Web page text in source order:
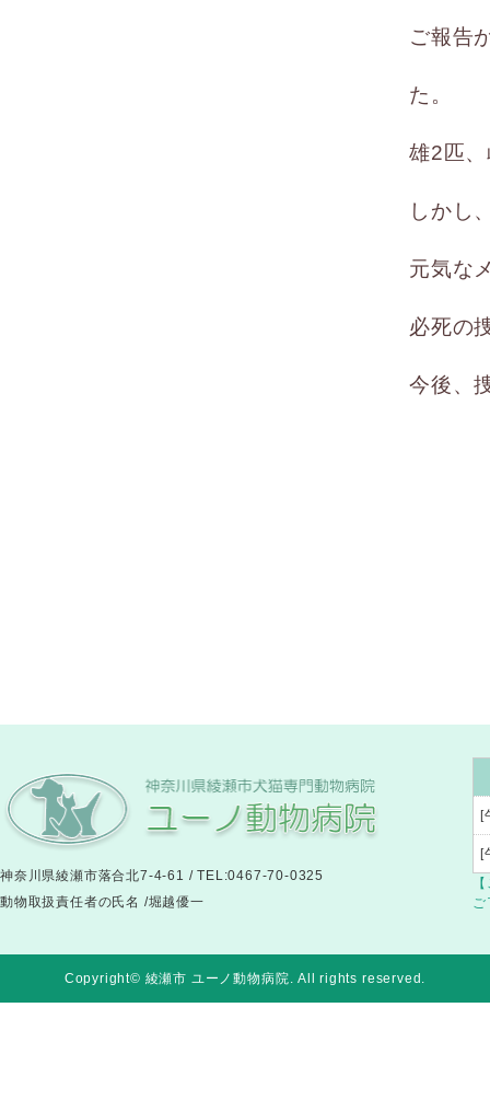
ご報告
た。
雄2匹
しかし
元気な
必死の
今後、
神奈川県綾瀬市落合北7-4-61 / TEL:0467-70-0325
動物取扱責任者の氏名 /堀越優一
[
[
ご
Copyright© 綾瀬市 ユーノ動物病院. All rights reserved.